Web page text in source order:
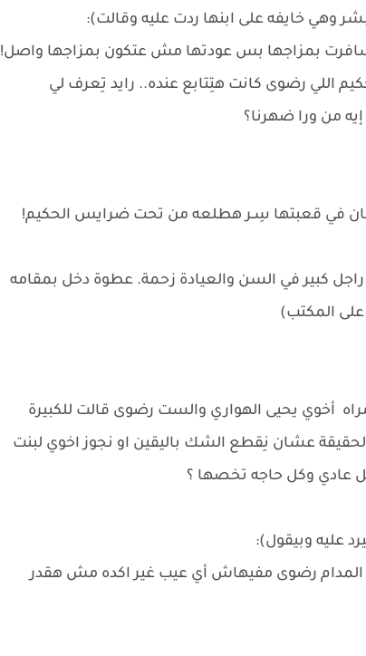
وهي خايفه على ابنها ردت عليه وقالت):
سافرت بمزاجها بس عودتها مش عتكون بمزاجها واصل!
اللي رضوى كانت هتِتابع عنده.. رايد تِعرف لي
من ورا ضهرنا؟
كان في قعبتها سِـر هطلعه من تحت ضرايس الحكيم!
كبير في السن والعيادة زحمة. عطوة دخل بمقامه
على المكتب)
أخوي يحيى الهواري والست رضوى قالت للكبيرة
عشان نِقطع الشك باليقين او نجوز اخوي لبنت
عادي وكل حاجه تخصها ؟
عليه وبيقول):
رضوى مفيهاش أي عيب غير اكده مش هقدر